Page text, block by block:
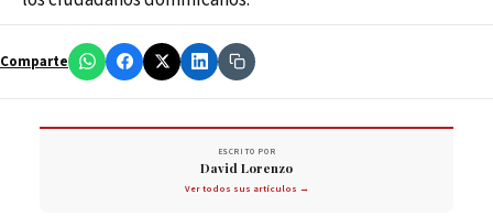
Comparte
ESCRITO POR
David Lorenzo
Ver todos sus artículos →